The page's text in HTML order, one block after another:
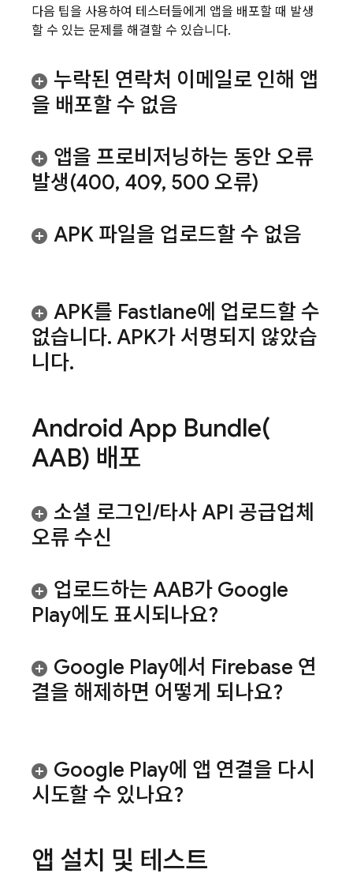
다음 팁을 사용하여 테스터들에게 앱을 배포할 때 발생
할 수 있는 문제를 해결할 수 있습니다.
누락된 연락처 이메일로 인해 앱
을 배포할 수 없음
앱을 프로비저닝하는 동안 오류
발생(400, 409, 500 오류)
APK 파일을 업로드할 수 없음
APK를 Fastlane에 업로드할 수
없습니다. APK가 서명되지 않았습
니다.
Android App Bundle(
AAB) 배포
소셜 로그인/타사 API 공급업체
오류 수신
업로드하는 AAB가 Google
Play에도 표시되나요?
Google Play에서 Firebase 연
결을 해제하면 어떻게 되나요?
Google Play에 앱 연결을 다시
시도할 수 있나요?
앱 설치 및 테스트